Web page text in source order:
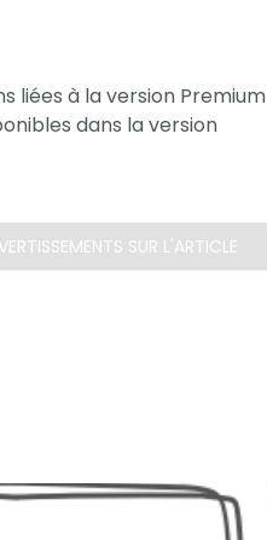
liées à la version Premium
dans la version
SUR L'ARTICLE